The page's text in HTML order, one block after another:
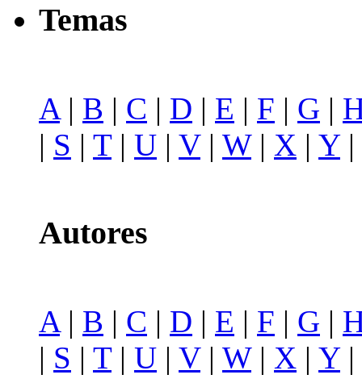
Temas
A | B | C | D | E | F | G |
| S | T| U | V| W| X | Y|
Autores
A| B | C | D | E | F | G |
| S | T| U | V| W| X | Y|